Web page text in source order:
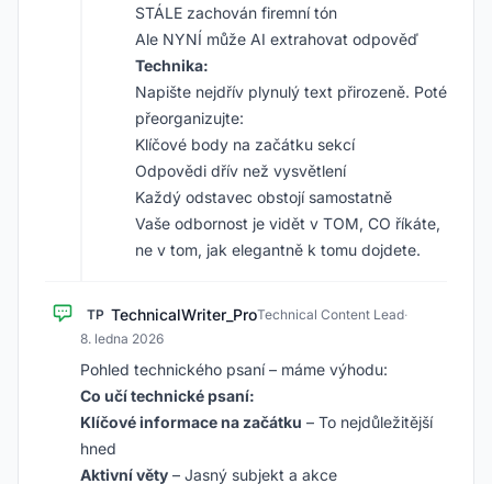
STÁLE zachován firemní tón
Ale NYNÍ může AI extrahovat odpověď
Technika:
Napište nejdřív plynulý text přirozeně. Poté
přeorganizujte:
Klíčové body na začátku sekcí
Odpovědi dřív než vysvětlení
Každý odstavec obstojí samostatně
Vaše odbornost je vidět v TOM, CO říkáte,
ne v tom, jak elegantně k tomu dojdete.
TP TechnicalWriter_ProTechnical Content Lead·
8. ledna 2026
Pohled technického psaní – máme výhodu:
Co učí technické psaní:
Klíčové informace na začátku – To nejdůležitější
hned
Aktivní věty – Jasný subjekt a akce